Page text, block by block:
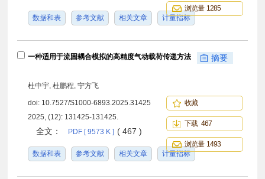
数据和表 参考文献 相关文章 计量指标
浏览量 1285
一种适用于流固耦合模拟的高精度气动载荷传递方法 摘要
杜中宇, 杜鹏程, 宁方飞
doi: 10.7527/S1000-6893.2025.31425
2025, (12): 131425-131425.
全文： PDF [ 9573 K ] ( 467 )
数据和表 参考文献 相关文章 计量指标
收藏
下载 467
浏览量 1493